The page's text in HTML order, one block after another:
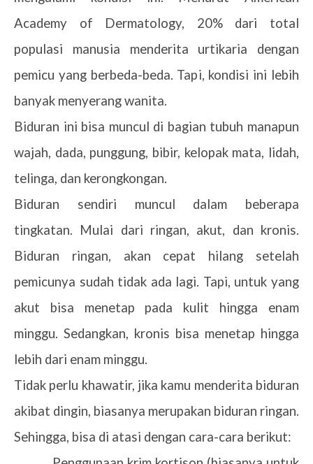
Academy of Dermatology, 20% dari total
populasi manusia menderita urtikaria dengan
pemicu yang berbeda-beda. Tapi, kondisi ini lebih
banyak menyerang wanita.
Biduran ini bisa muncul di bagian tubuh manapun
wajah, dada, punggung, bibir, kelopak mata, lidah,
telinga, dan kerongkongan.
Biduran sendiri muncul dalam beberapa
tingkatan. Mulai dari ringan, akut, dan kronis.
Biduran ringan, akan cepat hilang setelah
pemicunya sudah tidak ada lagi. Tapi, untuk yang
akut bisa menetap pada kulit hingga enam
minggu. Sedangkan, kronis bisa menetap hingga
lebih dari enam minggu.
Tidak perlu khawatir, jika kamu menderita biduran
akibat dingin, biasanya merupakan biduran ringan.
Sehingga, bisa di atasi dengan cara-cara berikut: